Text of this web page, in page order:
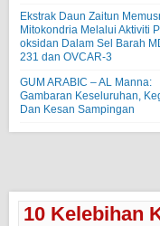
Ekstrak Daun Zaitun
Mitokondria Melalui Aktiviti
oksidan Dalam Sel Barah
231 dan OVCAR-3
GUM ARABIC – AL Manna:
Gambaran Keseluruhan,
Dan Kesan Sampingan
10 Kelebihan